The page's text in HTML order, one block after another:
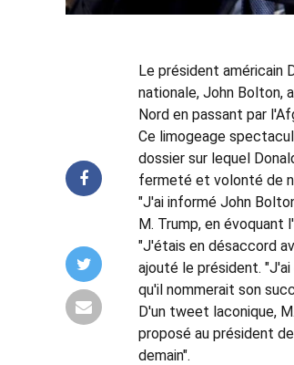
Le président américain
nationale, John Bolton,
Nord en passant par
Ce limogeage
dossier sur lequel
fermeté et volonté de
"J'ai informé John
M. Trump, en
"J'étais en désaccord
ajouté le président.
qu'il nommerait son
D'un tweet laconique,
proposé au président
demain".